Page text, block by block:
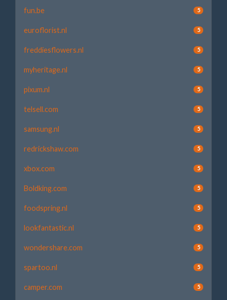
fun.be 5
euroflorist.nl 5
freddiesflowers.nl 5
myheritage.nl 5
pixum.nl 5
telsell.com 5
samsung.nl 5
redrickshaw.com 5
xbox.com 5
Boldking.com 5
foodspring.nl 5
lookfantastic.nl 5
wondershare.com 5
spartoo.nl 5
camper.com 5